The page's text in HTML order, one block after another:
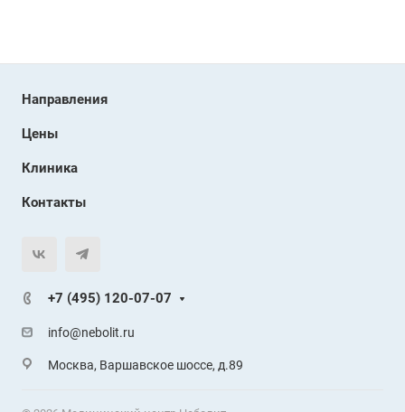
Направления
Цены
Клиника
Контакты
+7 (495) 120-07-07
info@nebolit.ru
Москва, Варшавское шоссе, д.89